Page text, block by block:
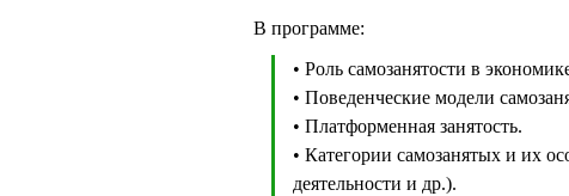
В программе:
• Роль самозанятости в
• Поведенческие модели
• Платформенная занятость.
• Категории самозанятых и их
деятельности и др.).